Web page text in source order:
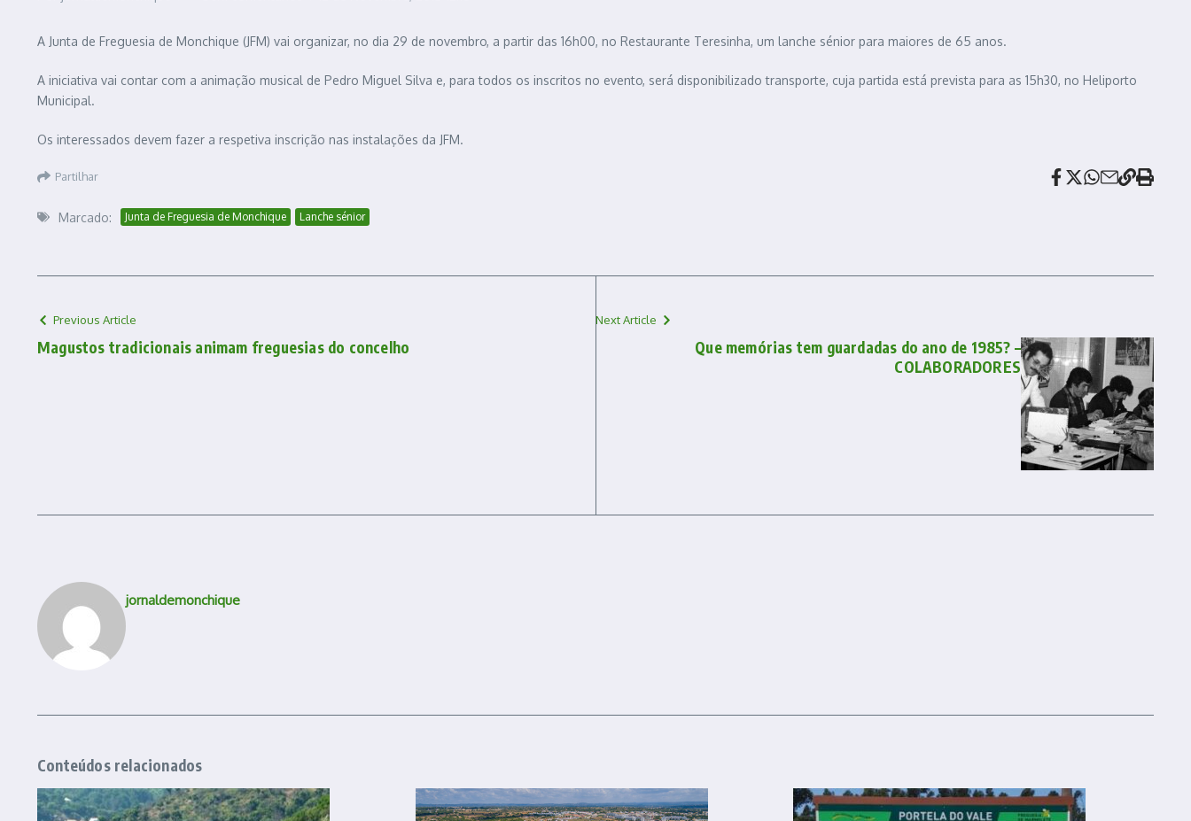
A Junta de Freguesia de Monchique (JFM) vai organizar, no dia 29 de novembro, a partir das 16h00, no Restaurante Teresinha, um lanche sénior para maiores de 65 anos.
A iniciativa vai contar com a animação musical de Pedro Miguel Silva e, para todos os inscritos no evento, será disponibilizado transporte, cuja partida está prevista para as 15h30, no Heliporto
Municipal.
Os interessados devem fazer a respetiva inscrição nas instalações da JFM.
Partilhar
Marcado: Junta de Freguesia de Monchique Lanche sénior
Previous Article
Magustos tradicionais animam freguesias do concelho
Next Article
Que memórias tem guardadas do ano de 1985? –
COLABORADORES
jornaldemonchique
Conteúdos relacionados